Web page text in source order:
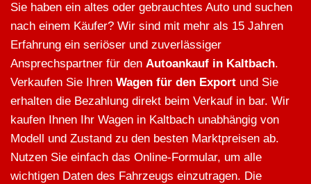
Sie haben ein altes oder gebrauchtes Auto und suchen
nach einem Käufer? Wir sind mit mehr als 15 Jahren
Erfahrung ein seriöser und zuverlässiger
Ansprechspartner für den Autoankauf in Kaltbach.
Verkaufen Sie Ihren Wagen für den Export und Sie
erhalten die Bezahlung direkt beim Verkauf in bar. Wir
kaufen Ihnen Ihr Wagen in Kaltbach unabhängig von
Modell und Zustand zu den besten Marktpreisen ab.
Nutzen Sie einfach das Online-Formular, um alle
wichtigen Daten des Fahrzeugs einzutragen. Die